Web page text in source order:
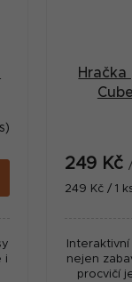
i
Hračka
249 Kč
Měrná
249 Kč / 1
nejen
procvičí